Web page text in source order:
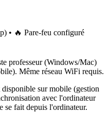
• 🔥 Pare-feu configuré
professeur (Windows/Mac)
Même réseau WiFi requis.
sur mobile (gestion
avec l'ordinateur
se fait depuis l'ordinateur.